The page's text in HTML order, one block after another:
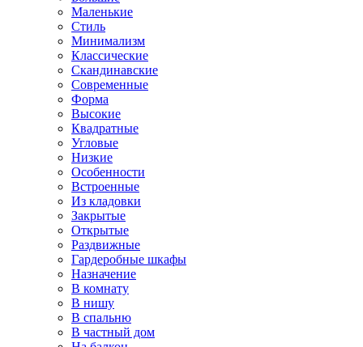
Маленькие
Стиль
Минимализм
Классические
Скандинавские
Современные
Форма
Высокие
Квадратные
Угловые
Низкие
Особенности
Встроенные
Из кладовки
Закрытые
Открытые
Раздвижные
Гардеробные шкафы
Назначение
В комнату
В нишу
В спальню
В частный дом